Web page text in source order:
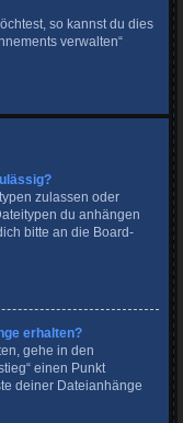
so kannst du dies
verwalten“
zulassen oder
du anhängen
bitte an die Board-
erhalten?
gehe in den
einen Punkt
deiner Dateianhänge